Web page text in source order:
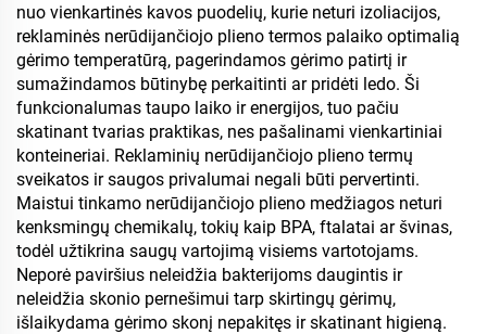
nuo vienkartinės kavos puodelių, kurie neturi izoliacijos,
reklaminės nerūdijančiojo plieno termos palaiko optimalią
gėrimo temperatūrą, pagerindamos gėrimo patirtį ir
sumažindamos būtinybę perkaitinti ar pridėti ledo. Ši
funkcionalumas taupo laiko ir energijos, tuo pačiu
skatinant tvarias praktikas, nes pašalinami vienkartiniai
konteineriai. Reklaminių nerūdijančiojo plieno termų
sveikatos ir saugos privalumai negali būti pervertinti.
Maistui tinkamo nerūdijančiojo plieno medžiagos neturi
kenksmingų chemikalų, tokių kaip BPA, ftalatai ar švinas,
todėl užtikrina saugų vartojimą visiems vartotojams.
Neporė paviršius neleidžia bakterijoms daugintis ir
neleidžia skonio pernešimui tarp skirtingų gėrimų,
išlaikydama gėrimo skonį nepakitęs ir skatinant higieną.